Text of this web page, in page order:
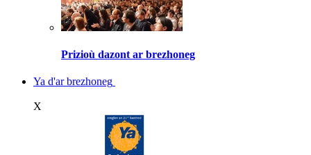
Prizioù dazont ar brezhoneg
Ya d'ar brezhoneg
X